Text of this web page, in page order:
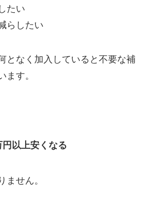
たい
らしたい
となく加入していると不要な補
す。
以上安くなる
せん。